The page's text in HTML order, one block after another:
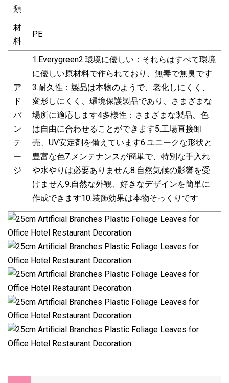
類
材
料
PE
ア
ド
バ
ン
テ
ー
ジ
1.Everygreen2.環境に優しい：それらはすべて環境
に優しい原材料で作られており、無毒で無臭です
3.耐久性：製品は本物のようで、老化しにくく、
変形しにくく、環境保護製品であり、さまざまな
場所に適応します4多様性：さまざまな製品、色
は自由に合わせることができます5.工場直接卸
売、UV安定剤を備えています6.ユニークな形状と
豊富な色7.メンテナンスが簡単で、特別な手入れ
や水やりは必要ありません8.自然気候の影響を受
けません9.自然な外観、好きなデザインを簡単に
作成できます10.装飾効果は本物そっくりです